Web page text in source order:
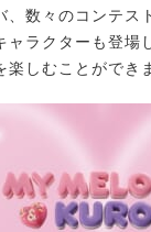
、数々のコンテス
ャラクターも登場
楽しむことができ